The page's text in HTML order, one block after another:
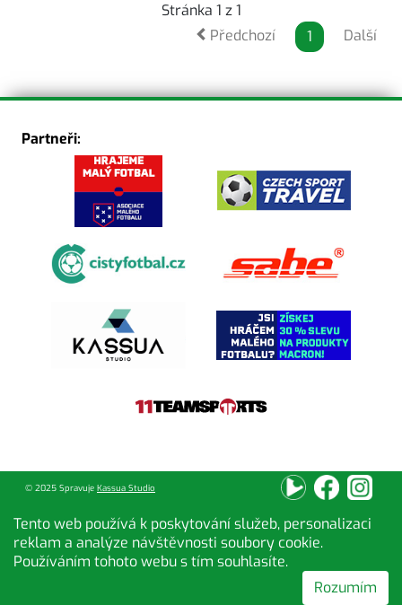
Stránka 1 z 1
Předchozí
1 Další
Partneři:
© 2025 Spravuje Kassua Studio
Tento web používá k poskytování služeb, personalizaci
reklam a analýze návštěvnosti soubory cookie.
Používáním tohoto webu s tím souhlasíte.
Rozumím